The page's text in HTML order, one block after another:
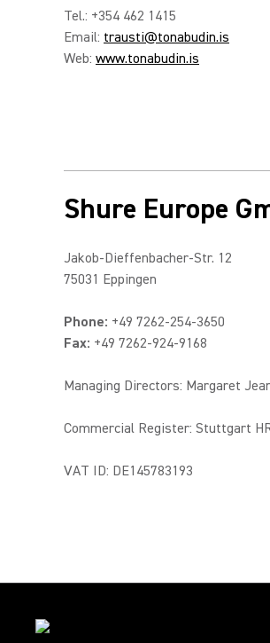
Tel.: +354 462 1415
Email: trausti@tonabudin.is
Web: www.tonabudin.is
Shure Europe
Jakob-Dieffenbacher-Str. 12
75031 Eppingen
Phone: +49 7262-254-3650
Fax: +49 7262-924-9168
Managing Directors: Margaret
Commercial Register: Stuttgart
VAT ID: DE145783193